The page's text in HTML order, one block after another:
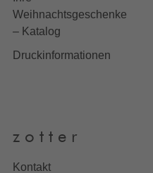
Weihnachtsgeschenke
– Katalog
Druckinformationen
z o t t e r
Kontakt